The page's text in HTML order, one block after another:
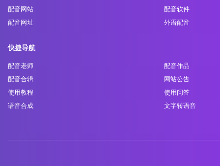
配音网站
配音软件
配音网址
外语配音
快捷导航
配音老师
配音作品
配音合辑
网站公告
使用教程
使用问答
语音合成
文字转语音